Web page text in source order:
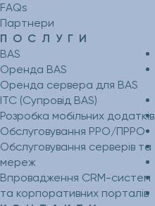
FAQs
Партнери
ПОСЛУГИ
BAS
Оренда BAS
Оренда сервера для BAS
ІТС (Супровід BAS)
Розробка мобільних додатків
Обслуговування РРО/ПРРО
Обслуговування серверів та
мереж
Впровадження CRM-систем
та корпоративних порталів